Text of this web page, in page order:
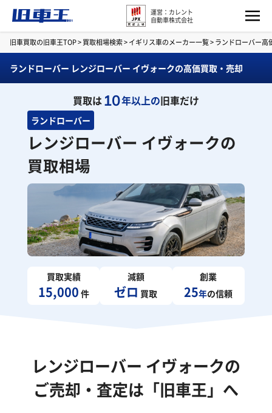
運営：カレント
自動車株式会社
旧車買取の旧車王TOP>買取相場検索>イギリス車のメーカー一覧>ランドローバー高
ランドローバー レンジローバー イヴォークの高価買取・売却
買取は10年以上の旧車だけ
ランドローバー
レンジローバー イヴォークの
買取相場
買取実績
15,000 件
減額
ゼロ 買取
創業
25年の信頼
レンジローバー イヴォークの
ご売却・査定は「旧車王」へ